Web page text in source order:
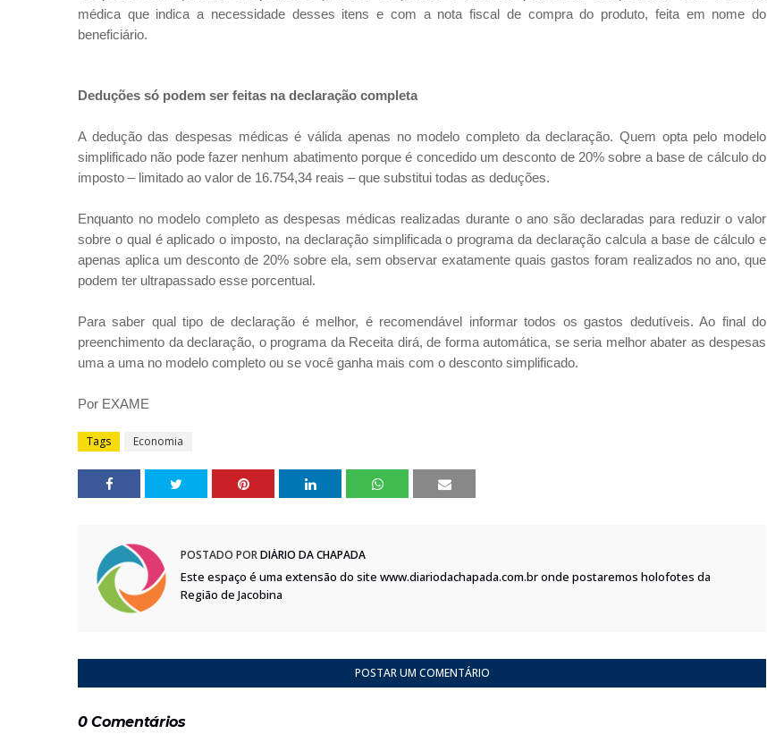
médica que indica a necessidade desses itens e com a nota fiscal de compra do produto, feita em nome do
beneficiário.
Deduções só podem ser feitas na declaração completa
A dedução das despesas médicas é válida apenas no modelo completo da declaração. Quem opta pelo modelo
simplificado não pode fazer nenhum abatimento porque é concedido um desconto de 20% sobre a base de cálculo do
imposto – limitado ao valor de 16.754,34 reais – que substitui todas as deduções.
Enquanto no modelo completo as despesas médicas realizadas durante o ano são declaradas para reduzir o valor
sobre o qual é aplicado o imposto, na declaração simplificada o programa da declaração calcula a base de cálculo e
apenas aplica um desconto de 20% sobre ela, sem observar exatamente quais gastos foram realizados no ano, que
podem ter ultrapassado esse porcentual.
Para saber qual tipo de declaração é melhor, é recomendável informar todos os gastos dedutíveis. Ao final do
preenchimento da declaração, o programa da Receita dirá, de forma automática, se seria melhor abater as despesas
uma a uma no modelo completo ou se você ganha mais com o desconto simplificado.
Por EXAME
Tags Economia
POSTADO PORDIÁRIO DA CHAPADA
Este espaço é uma extensão do site www.diariodachapada.com.br onde postaremos holofotes da
Região de Jacobina
POSTAR UM COMENTÁRIO
0 Comentários